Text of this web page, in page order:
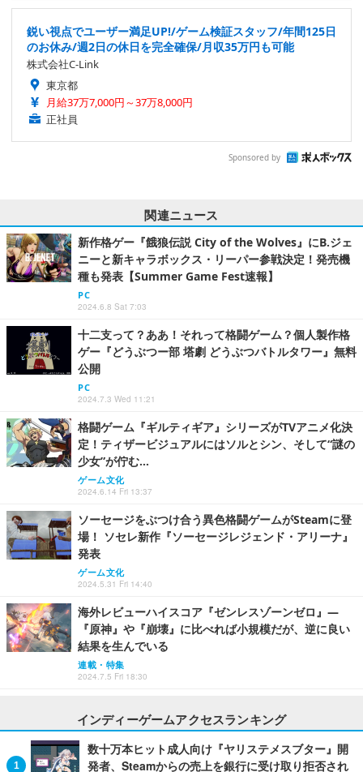
鋭い視点でユーザー満足UP!/ゲーム検証スタッフ/年間125日
のお休み/週2日の休日を完全確保/月収35万円も可能
株式会社C-Link
東京都
月給37万7,000円～37万8,000円
正社員
Sponsored by
関連ニュース
新作格ゲー『餓狼伝説 City of the Wolves』にB.ジェ
ニーと新キャラボックス・リーパー参戦決定！発売機
種も発表【Summer Game Fest速報】
PC
2024.6.8 Sat 7:03
十二支って？ああ！それって格闘ゲーム？個人製作格
ゲー『どうぶつー部 塔劇 どうぶつバトルタワー』無料
公開
PC
2024.7.3 Wed 11:21
格闘ゲーム『ギルティギア』シリーズがTVアニメ化決
定！ティザービジュアルにはソルとシン、そして“謎の
少女”が佇む…
ゲーム文化
2024.6.14 Fri 13:37
ソーセージをぶつけ合う異色格闘ゲームがSteamに登
場！ ソセレ新作『ソーセージレジェンド・アリーナ』
発表
ゲーム文化
2024.5.31 Fri 14:40
海外レビューハイスコア『ゼンレスゾーンゼロ』―
『原神』や『崩壊』に比べれば小規模だが、逆に良い
結果を生んでいる
連載・特集
2024.7.5 Fri 18:30
インディーゲームアクセスランキング
数十万本ヒット成人向け『ヤリステメスブター』開
発者、Steamからの売上を銀行に受け取り拒否され